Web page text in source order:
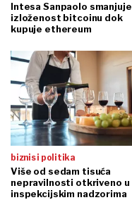
Intesa Sanpaolo smanjuje
izloženost bitcoinu dok
kupuje ethereum
biznis i politika
Više od sedam tisuća
nepravilnosti otkriveno u
inspekcijskim nadzorima